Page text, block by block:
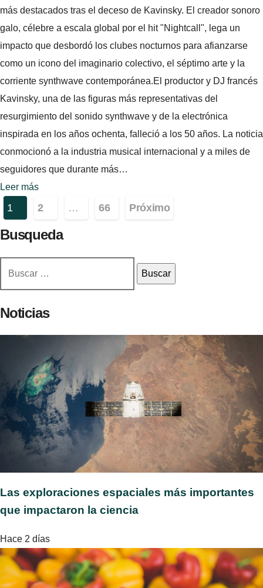
más destacados tras el deceso de Kavinsky. El creador sonoro
galo, célebre a escala global por el hit "Nightcall", lega un
impacto que desbordó los clubes nocturnos para afianzarse
como un icono del imaginario colectivo, el séptimo arte y la
corriente synthwave contemporánea.El productor y DJ francés
Kavinsky, una de las figuras más representativas del
resurgimiento del sonido synthwave y de la electrónica
inspirada en los años ochenta, falleció a los 50 años. La noticia
conmocionó a la industria musical internacional y a miles de
seguidores que durante más…
Leer más
Paginación
de
entradas
1 2 … 66 Próximo
Busqueda
Noticias
Las exploraciones espaciales más importantes
que impactaron la ciencia
Hace 2 días